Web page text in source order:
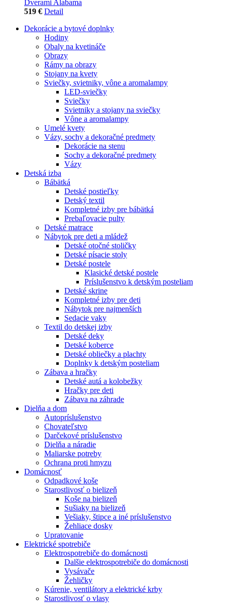
Dverami Alabama
519 € Detail
Dekorácie a bytové doplnky
Hodiny
Obaly na kvetináče
Obrazy
Rámy na obrazy
Stojany na kvety
Sviečky, svietniky, vône a aromalampy
LED-sviečky
Sviečky
Svietniky a stojany na sviečky
Vône a aromalampy
Umelé kvety
Vázy, sochy a dekoračné predmety
Dekorácie na stenu
Sochy a dekoračné predmety
Vázy
Detská izba
Bábätká
Detské postieľky
Detský textil
Kompletné izby pre bábätká
Prebaľovacie pulty
Detské matrace
Nábytok pre deti a mládež
Detské otočné stoličky
Detské písacie stoly
Detské postele
Klasické detské postele
Príslušenstvo k detským posteliam
Detské skrine
Kompletné izby pre deti
Nábytok pre najmenších
Sedacie vaky
Textil do detskej izby
Detské deky
Detské koberce
Detské obliečky a plachty
Doplnky k detským posteliam
Zábava a hračky
Detské autá a kolobežky
Hračky pre deti
Zábava na záhrade
Dielňa a dom
Autopríslušenstvo
Chovateľstvo
Darčekové príslušenstvo
Dielňa a náradie
Maliarske potreby
Ochrana proti hmyzu
Domácnosť
Odpadkové koše
Starostlivosť o bielizeň
Koše na bielizeň
Sušiaky na bielizeň
Vešiaky, štipce a iné príslušenstvo
Žehliace dosky
Upratovanie
Elektrické spotrebiče
Elektrospotrebiče do domácnosti
Dalšie elektrospotrebiče do domácnosti
Vysávače
Žehličky
Kúrenie, ventilátory a elektrické krby
Starostlivosť o vlasy